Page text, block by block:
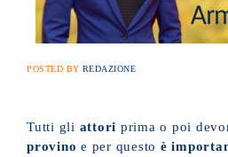
POSTED BY REDAZIONE
Tutti gli attori prima o poi
provino e per questo è